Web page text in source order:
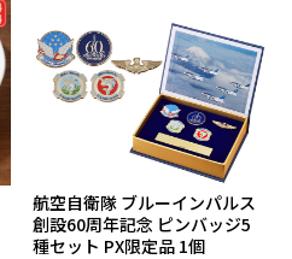
航空自衛隊 ブルーインパルス
創設60周年記念 ピンバッジ5
種セット PX限定品 1個